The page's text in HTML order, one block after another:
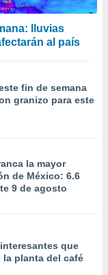
lluvias
al país
fin de semana
granizo para este
la mayor
de México: 6.6
9 de agosto
que
planta del café